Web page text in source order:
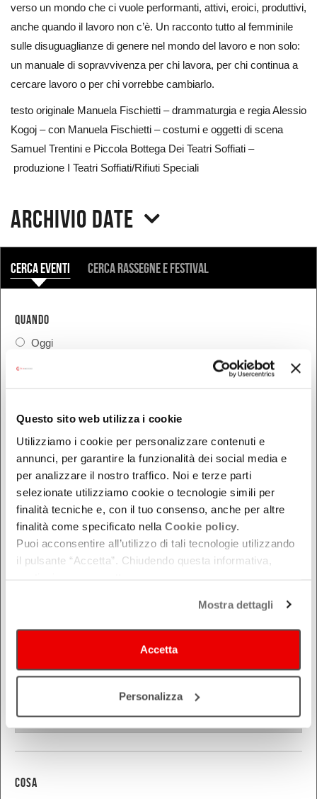
Questo sito web utilizza i cookie
Utilizziamo i cookie per personalizzare contenuti e
annunci, per garantire la funzionalità dei social media e
per analizzare il nostro traffico. Noi e terze parti
selezionate utilizziamo cookie o tecnologie simili per
finalità tecniche e, con il tuo consenso, anche per altre
finalità come specificato nella Cookie policy.
Puoi acconsentire all’utilizzo di tali tecnologie utilizzando
il pulsante “Accetta”. Chiudendo questa informativa,
Mostra dettagli
Accetta
Personalizza
verso un mondo che ci vuole performanti, attivi, eroici, produttivi,
anche quando il lavoro non c’è. Un racconto tutto al femminile
sulle disuguaglianze di genere nel mondo del lavoro e non solo:
un manuale di sopravvivenza per chi lavora, per chi continua a
cercare lavoro o per chi vorrebbe cambiarlo.
testo originale Manuela Fischietti – drammaturgia e regia Alessio
Kogoj – con Manuela Fischietti – costumi e oggetti di scena
Samuel Trentini e Piccola Bottega Dei Teatri Soffiati –
produzione I Teatri Soffiati/Rifiuti Speciali
Archivio date
COSA
Cerca eventi Cerca rassegne e festival
QUANDO
Oggi
DOVE
Bologna
Ferrara
Forlì-Cesena
Modena
COSA